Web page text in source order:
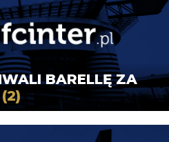
BARELLĘ ZA
(2)